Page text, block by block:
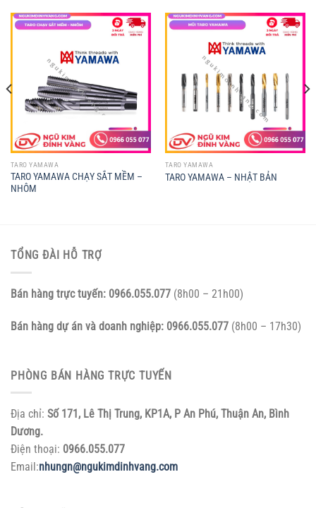
TARO YAMAWA
TARO YAMAWA CHẠY SẮT MỀM –
NHÔM
TARO YAMAWA
TARO YAMAWA – NHẬT BẢN
TỔNG ĐÀI HỖ TRỢ
Bán hàng trực tuyến: 0966.055.077 (8h00 – 21h00)
Bán hàng dự án và doanh nghiệp: 0966.055.077 (8h00 – 17h30)
PHÒNG BÁN HÀNG TRỰC TUYẾN
Địa chỉ: Số 171, Lê Thị Trung, KP1A, P An Phú, Thuận An, Bình
Dương.
Điện thoại: 0966.055.077
Email:nhungn@ngukimdinhvang.com